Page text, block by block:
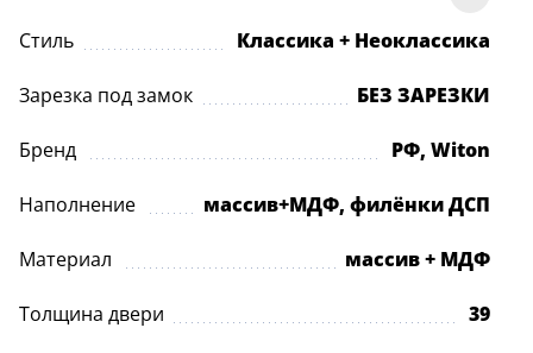
Стиль Классика + Неоклассика
Зарезка под замок БЕЗ ЗАРЕЗКИ
Бренд РФ, Witon
Наполнение массив+МДФ, филёнки ДСП
Материал массив + МДФ
Толщина двери 39